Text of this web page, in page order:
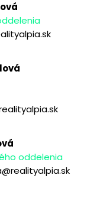
oddelenia